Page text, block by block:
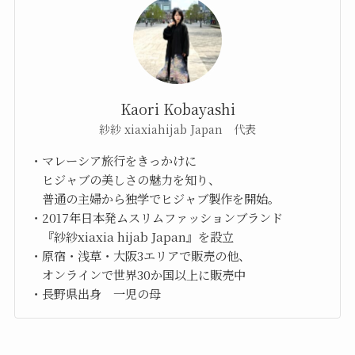
Kaori Kobayashi
紗紗 xiaxiahijab Japan 代表
・マレーシア旅行をきっかけに
ヒジャブの美しさの魅力を知り、
普通の主婦から独学でヒジャブ製作を開始。
・2017年日本発ムスリムファッションブランド
『紗紗xiaxia hijab Japan』を設立
・原宿・浅草・大阪3エリアで販売の他、
オンラインで世界30か国以上に販売中
・長野県出身 一児の母